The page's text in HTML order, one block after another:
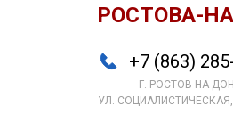
РОСТОВА-
+7 (863)
Г. РОСТОВ-НА-
УЛ. СОЦИАЛИСТИЧЕСКАЯ,